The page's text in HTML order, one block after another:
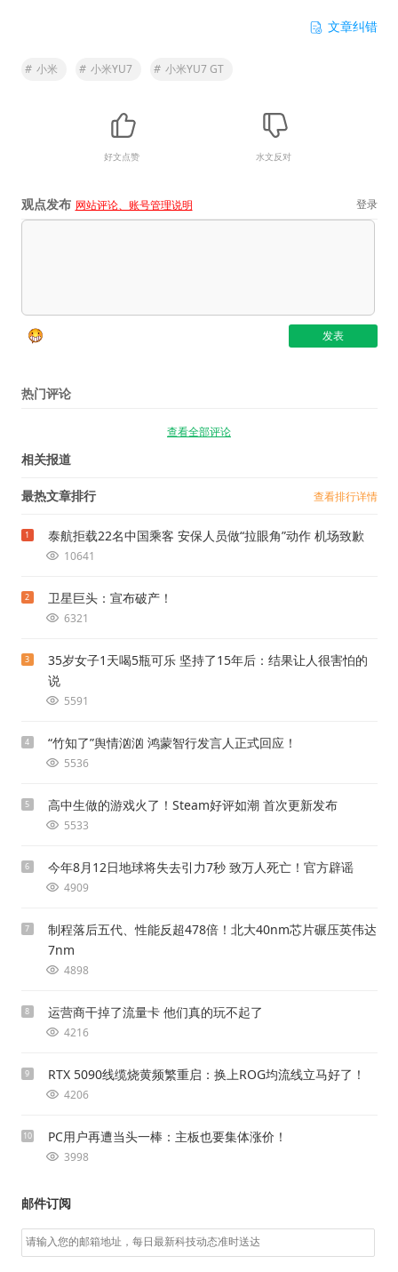
文章纠错
# 小米 # 小米YU7 # 小米YU7 GT
好文点赞 水文反对
观点发布 网站评论、账号管理说明 登录
热门评论
查看全部评论
相关报道
最热文章排行 查看排行详情
1 泰航拒载22名中国乘客 安保人员做“拉眼角”动作 机场致歉
10641
2 卫星巨头：宣布破产！
6321
3
35岁女子1天喝5瓶可乐 坚持了15年后：结果让人很害怕的
说
5591
4 “竹知了”舆情汹汹 鸿蒙智行发言人正式回应！
5536
5 高中生做的游戏火了！Steam好评如潮 首次更新发布
5533
6 今年8月12日地球将失去引力7秒 致万人死亡！官方辟谣
4909
7
制程落后五代、性能反超478倍！北大40nm芯片碾压英伟达
7nm
4898
8 运营商干掉了流量卡 他们真的玩不起了
4216
9 RTX 5090线缆烧黄频繁重启：换上ROG均流线立马好了！
4206
10 PC用户再遭当头一棒：主板也要集体涨价！
3998
邮件订阅